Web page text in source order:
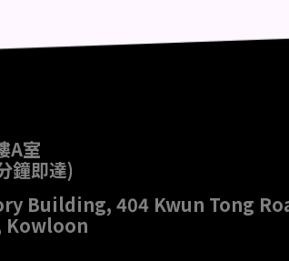
A室
鐘即達)
Building, 404 Kwun Tong
Kowloon